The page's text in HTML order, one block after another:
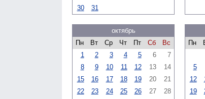
30
31
октябрь
Пн
Вт Ср Чт Пт Сб
Вс
1
2 3 4 5 6
7
8
9 10 11 12 13
14
15
16 17 18 19 20
21
22
23 24 25 26 27
28
Пн
5
12
19